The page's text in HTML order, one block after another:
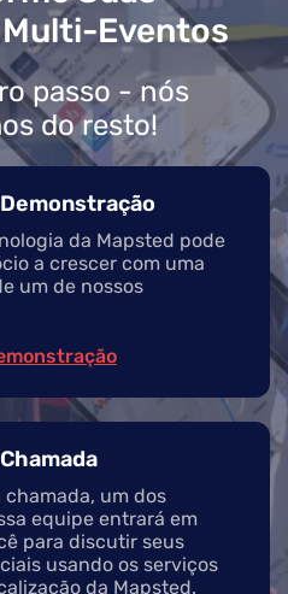
Eventos
passo - nós
do resto!
da Mapsted pode
a crescer com uma
um de nossos
um dos
equipe entrará em
para discutir seus
usando os serviços
da Mapsted.